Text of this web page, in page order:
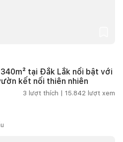
tại Đắk Lắk nổi bật với
kết nối thiên nhiên
3 lượt thích | 15.842 lượt xem